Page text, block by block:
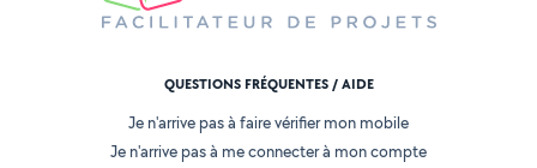
QUESTIONS FRÉQUENTES / AIDE
Je n'arrive pas à faire vérifier mon mobile
Je n'arrive pas à me connecter à mon compte